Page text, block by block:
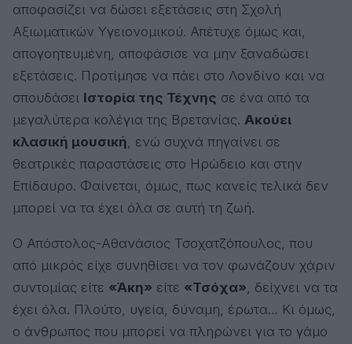
αποφασίζει να δώσει εξετάσεις στη Σχολή
Αξιωματικών Υγειονομικού. Απέτυχε όμως και,
απογοητευμένη, αποφάσισε να μην ξαναδώσει
εξετάσεις. Προτίμησε να πάει στο Λονδίνο και να
σπουδάσει Ιστορία της Τέχνης σε ένα από τα
μεγαλύτερα κολέγια της Βρετανίας. Ακούει
κλασική μουσική , ενώ συχνά πηγαίνει σε
θεατρικές παραστάσεις στο Ηρώδειο και στην
Επίδαυρο. Φαίνεται, όμως, πως κανείς τελικά δεν
μπορεί να τα έχει όλα σε αυτή τη ζωή.
Ο Απόστολος-Αθανάσιος Τσοχατζόπουλος, που
από μικρός είχε συνηθίσει να τον φωνάζουν χάριν
συντομίας είτε «Άκη» είτε «Τσόχα» , δείχνει να τα
έχει όλα. Πλούτο, υγεία, δύναμη, έρωτα… Κι όμως,
ο άνθρωπος που μπορεί να πληρώνει για το γάμο